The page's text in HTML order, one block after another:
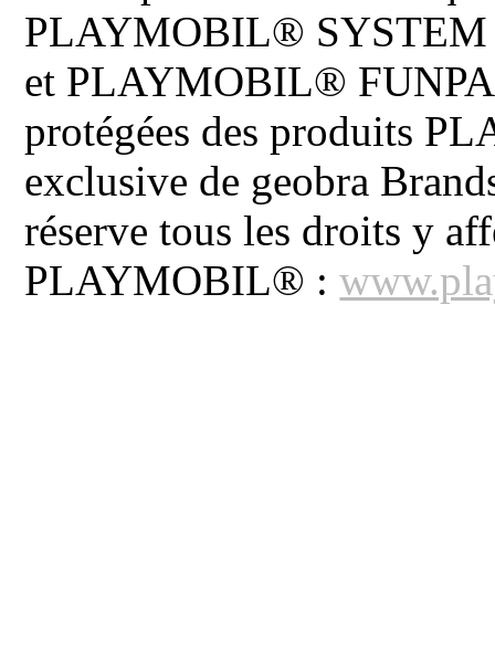
PLAYMOBIL®
et PLAYMOBIL®
protégées des produits
exclusive de geobra
réserve tous les droits y
PLAYMOBIL® :